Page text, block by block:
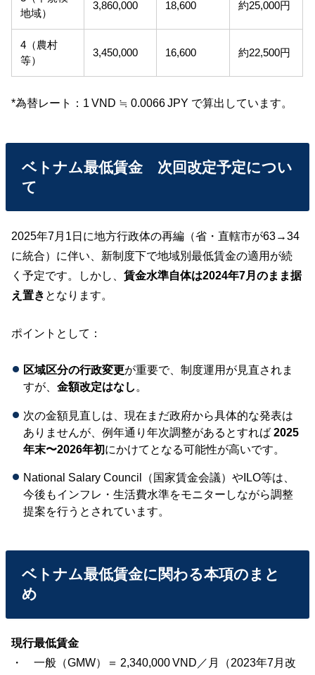
地域）
3,860,000 18,600 約25,000円
4（農村
等）
3,450,000 16,600 約22,500円
*為替レート：1 VND ≒ 0.0066 JPY で算出しています。
ベトナム最低賃金 次回改定予定につい
て
2025年7月1日に地方行政体の再編（省・直轄市が63→34
に統合）に伴い、新制度下で地域別最低賃金の適用が続
く予定です。しかし、賃金水準自体は2024年7月のまま据
え置き となります。
ポイントとして：
区域区分の行政変更が重要で、制度運用が見直されま
すが、 金額改定はなし 。
次の金額見直しは、現在まだ政府から具体的な発表は
ありませんが、例年通り年次調整があるとすれば 2025
年末〜2026年初にかけてとなる可能性が高いです。
National Salary Council（国家賃金会議）やILO等は、
今後もインフレ・生活費水準をモニターしながら調整
提案を行うとされています。
ベトナム最低賃金に関わる本項のまと
め
現行最低賃金
・ 一般（GMW）＝ 2,340,000 VND／月（2023年7月改